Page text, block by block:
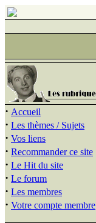
· Accueil
· Les thèmes / Sujets
· Vos liens
· Recommander ce site
· Le Hit du site
· Le forum
· Les membres
· Votre compte membre